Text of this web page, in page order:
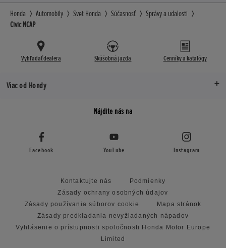
Honda Automobily Svet Honda Súčasnosť
Správy a udalosti
Civic NCAP
Vyhľadať dealera Skúšobná jazda Cenníky a katalógy
Viac od Hondy
Nájdite nás na
Facebook YouTube Instagram
Kontaktujte nás
Podmienky
Zásady ochrany osobných údajov
Zásady používania súborov cookie
Mapa stránok
Zásady predkladania nevyžiadaných nápadov
Vyhlásenie o prístupnosti spoločnosti Honda Motor Europe
Limited